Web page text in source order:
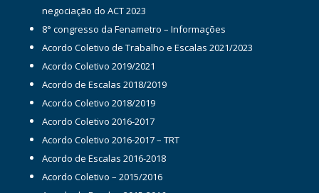
negociação do ACT 2023
8° congresso da Fenametro – Informações
Acordo Coletivo de Trabalho e Escalas 2021/2023
Acordo Coletivo 2019/2021
Acordo de Escalas 2018/2019
Acordo Coletivo 2018/2019
Acordo Coletivo 2016-2017
Acordo Coletivo 2016-2017 – TRT
Acordo de Escalas 2016-2018
Acordo Coletivo – 2015/2016